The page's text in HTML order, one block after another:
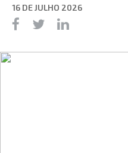
16 DE JULHO 2026